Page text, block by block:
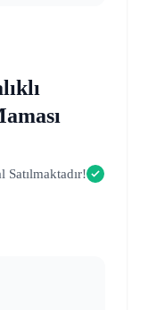
Satılmaktadır!